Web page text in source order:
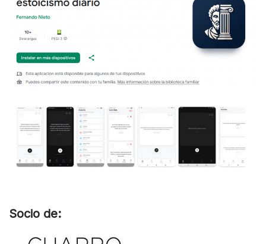
Socio de: